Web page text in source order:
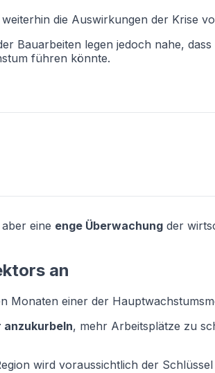
die Auswirkungen der Krise
Bauarbeiten legen jedoch nahe,
führen könnte.
eine enge Überwachung der
an
einer der
anzukurbeln, mehr Arbeitsplätze zu
wird voraussichtlich der